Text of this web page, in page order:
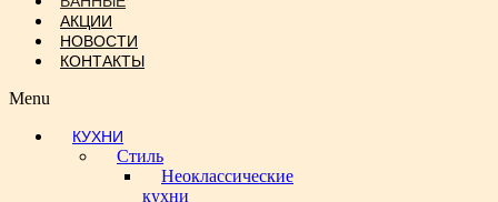
АКЦИИ
НОВОСТИ
КОНТАКТЫ
Menu
КУХНИ
Стиль
Неоклассические
кухни